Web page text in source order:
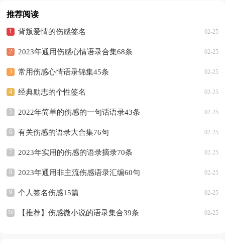
推荐阅读
背叛爱情的伤感签名 02-25
2023年通用伤感心情语录合集68条 02-25
常用伤感心情语录锦集45条 02-25
经典励志的个性签名 02-25
2022年简单的伤感的一句话语录43条 02-25
有关伤感的语录大合集76句 02-25
2023年实用的伤感的语录摘录70条 02-25
2023年通用非主流伤感语录汇编60句 02-25
个人签名伤感15篇 02-25
【推荐】伤感微小说的语录集合39条 02-25